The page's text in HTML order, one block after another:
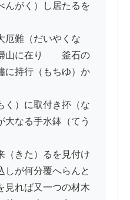
んがく）し居たるを
厄難（だいやくな
山に在り　　釜石の
に持行（もちゆ）か
く）に取付き抔（な
大なる手水鉢（てう
（きた）るを見付け
しが何分覆へらんと
見れば又一つの材木